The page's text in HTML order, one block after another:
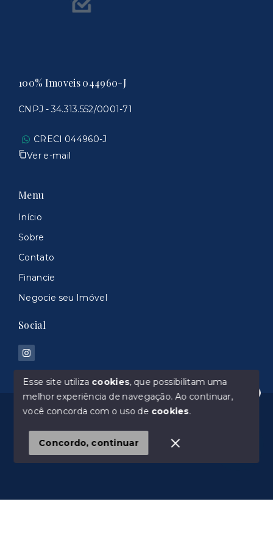
Olá! Estamos disponíveis para te ajudar.
100% Imoveis 044960-J
CNPJ - 34.313.552/0001-71
CRECI 044960-J
Ver e-mail
Menu
Início
Sobre
Contato
Financie
Negocie seu Imóvel
Social
© Copyright 2026 - 100% Imoveis 044960-J - Todos
SITE PARA IMOBILIARIA
Esse site utiliza cookies, que possibilitam uma
melhor experiência de navegação.Ao continuar,
você concorda com o uso de cookies.
Concordo, continuar